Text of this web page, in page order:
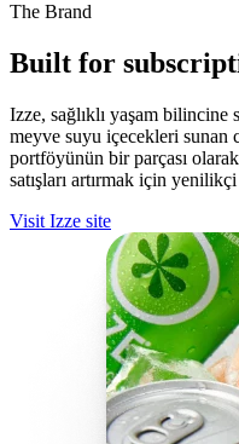
The Brand
Built for
Izze, sağlıklı yaşam
meyve suyu içecekleri sunan
portföyünün bir parçası
satışları artırmak için
Visit Izze site